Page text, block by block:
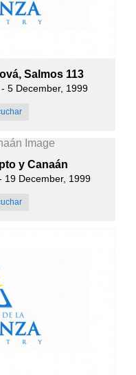
Salmos 113
5 December, 1999
y Canaán
19 December, 1999